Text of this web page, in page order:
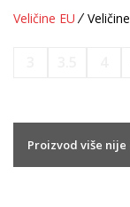
Veličine EU Veličine
Proizvod više nije